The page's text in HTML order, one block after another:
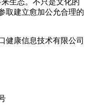
取建立愈加公允合理的
健康信息技术有限公司